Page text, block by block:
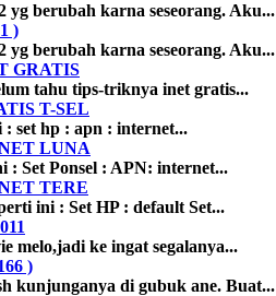
yg berubah karna seseorang. Aku...
)
yg berubah karna seseorang. Aku...
GRATIS
tahu tips-triknya inet gratis...
T-SEL
set hp : apn : internet...
LUNA
: Set Ponsel : APN: internet...
TERE
ini : Set HP : default Set...
melo,jadi ke ingat segalanya...
)
kunjunganya di gubuk ane. Buat...